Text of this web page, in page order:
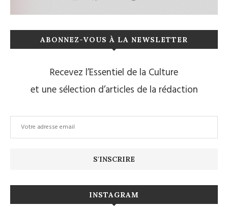
ABONNEZ-VOUS À LA NEWSLETTER
Recevez l’Essentiel de la Culture
et une sélection d’articles de la rédaction
INSTAGRAM